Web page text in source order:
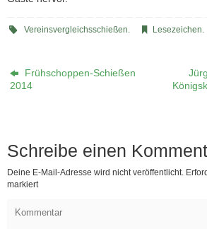
Vereinsvergleichsschießen. Lesezeichen.
Frühschoppen-Schießen
2014
Schreibe einen
Deine E-Mail-Adresse wird nicht veröffentlicht.
markiert